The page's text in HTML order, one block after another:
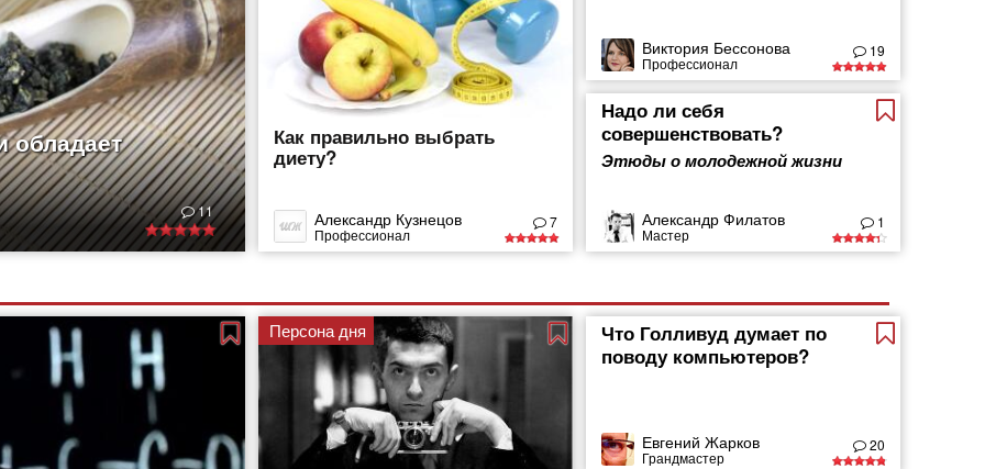
обладает
11
Как правильно выбрать
диету?
Александр Кузнецов
Профессионал
7
Виктория Бессонова
Профессионал
19
Надо ли себя
совершенствовать?
Этюды о молодежной жизни
Александр Филатов
Мастер
1
Персона дня
Что Голливуд думает по
поводу компьютеров?
Евгений Жарков
Грандмастер
20